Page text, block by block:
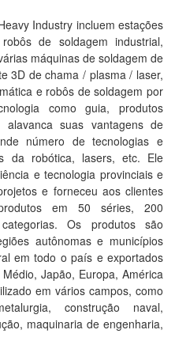
Industry incluem estações
de soldagem industrial,
máquinas de soldagem de
3D de chama / plasma / laser,
e robôs de soldagem por
como guia, produtos
suas vantagens de
número de tecnologias e
da robótica, lasers, etc. Ele
e tecnologia provinciais e
e forneceu aos clientes
em 50 séries, 200
Os produtos são
autônomas e municípios
em todo o país e exportados
Japão, Europa, América
em vários campos, como
construção naval,
maquinaria de engenharia,